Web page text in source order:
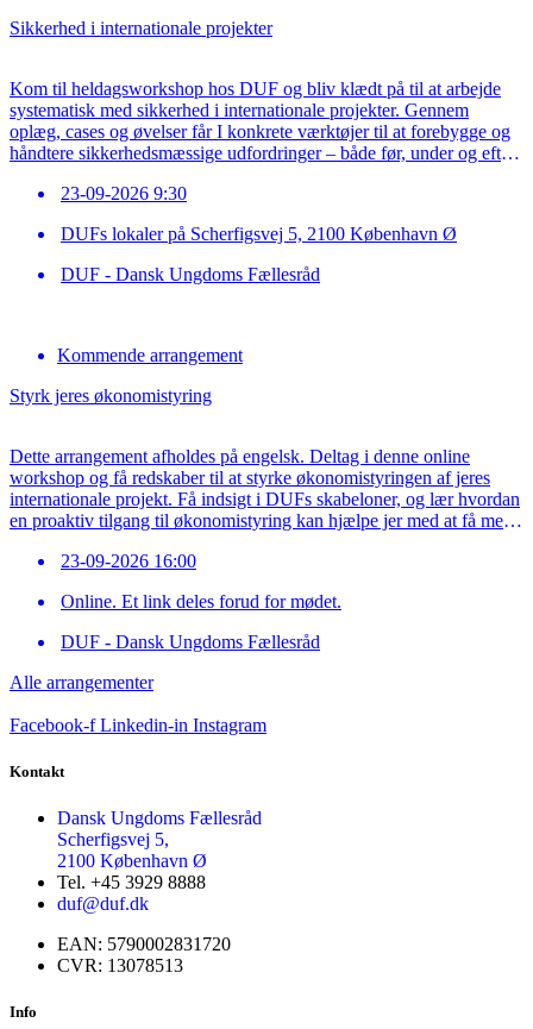
Sikkerhed i internationale projekter
Kom til heldagsworkshop hos DUF og bliv klædt på til at arbejde
systematisk med sikkerhed i internationale projekter. Gennem
oplæg, cases og øvelser får I konkrete værktøjer til at forebygge og
håndtere sikkerhedsmæssige udfordringer – både før, under og efter
som en del af […]
23-09-2026 9:30
DUFs lokaler på Scherfigsvej 5, 2100 København Ø
DUF - Dansk Ungdoms Fællesråd
Kommende arrangement
Styrk jeres økonomistyring
Dette arrangement afholdes på engelsk. Deltag i denne online
workshop og få redskaber til at styrke økonomistyringen af jeres
internationale projekt. Få indsigt i DUFs skabeloner, og lær hvordan
en proaktiv tilgang til økonomistyring kan hjælpe jer med at få mest
på med […]23-09-2026 16:00
Online. Et link deles forud for mødet.
DUF - Dansk Ungdoms Fællesråd
Alle arrangementer
Facebook-f Linkedin-in Instagram
Kontakt
Dansk Ungdoms Fællesråd
Scherfigsvej 5,
2100 København Ø
Tel. +45 3929 8888
duf@duf.dk
EAN: 5790002831720
CVR: 13078513
Info